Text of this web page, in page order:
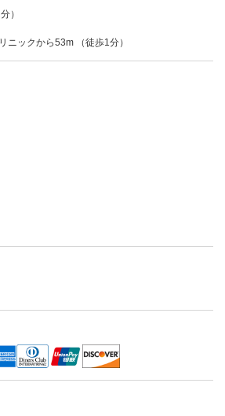
）
ニックから53m （徒歩1分）